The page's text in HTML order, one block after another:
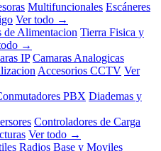
Multifuncionales Escáneres
Ver todo →
de Alimentacion Tierra Fisica y
→
IP Camaras Analogicas
Accesorios CCTV Ver
PBX Diademas y
Controladores de Carga
Ver todo →
Radios Base y Moviles